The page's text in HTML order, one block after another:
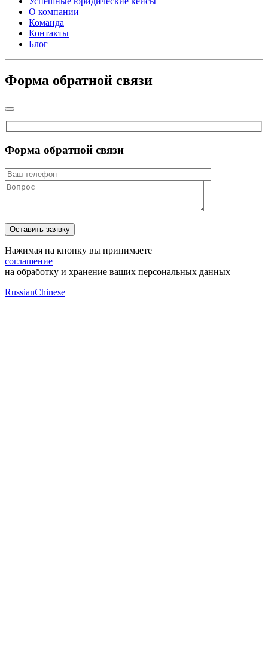
О компании
Команда
Контакты
Блог
Форма обратной связи
Форма обратной связи
Нажимая на кнопку вы принимаете
соглашение
на обработку и хранение ваших персональных данных
RussianChinese